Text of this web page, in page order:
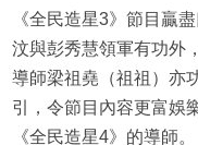
《全民造星3》節目贏
汶與彭秀慧領軍有功外
導師梁祖堯（祖祖）亦
引，令節目內容更富娛
《全民造星4》的導師。